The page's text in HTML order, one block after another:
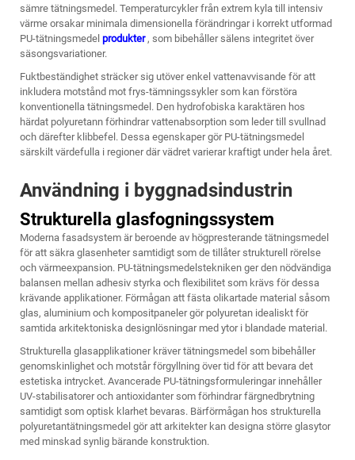
sämre tätningsmedel. Temperaturcykler från extrem kyla till intensiv
värme orsakar minimala dimensionella förändringar i korrekt utformad
PU-tätningsmedel produkter, som bibehåller sälens integritet över
säsongsvariationer.
Fuktbeständighet sträcker sig utöver enkel vattenavvisande för att
inkludera motstånd mot frys-tämningssykler som kan förstöra
konventionella tätningsmedel. Den hydrofobiska karaktären hos
härdat polyuretann förhindrar vattenabsorption som leder till svullnad
och därefter klibbefel. Dessa egenskaper gör PU-tätningsmedel
särskilt värdefulla i regioner där vädret varierar kraftigt under hela året.
Användning i byggnadsindustrin
Strukturella glasfogningssystem
Moderna fasadsystem är beroende av högpresterande tätningsmedel
för att säkra glasenheter samtidigt som de tillåter strukturell rörelse
och värmeexpansion. PU-tätningsmedelstekniken ger den nödvändiga
balansen mellan adhesiv styrka och flexibilitet som krävs för dessa
krävande applikationer. Förmågan att fästa olikartade material såsom
glas, aluminium och kompositpaneler gör polyuretan idealiskt för
samtida arkitektoniska designlösningar med ytor i blandade material.
Strukturella glasapplikationer kräver tätningsmedel som bibehåller
genomskinlighet och motstår förgyllning över tid för att bevara det
estetiska intrycket. Avancerade PU-tätningsformuleringar innehåller
UV-stabilisatorer och antioxidanter som förhindrar färgnedbrytning
samtidigt som optisk klarhet bevaras. Bärförmågan hos strukturella
polyuretantätningsmedel gör att arkitekter kan designa större glasytor
med minskad synlig bärande konstruktion.